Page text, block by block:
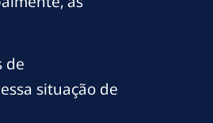
de
situação de